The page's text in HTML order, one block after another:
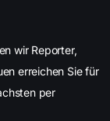
wir Reporter,
erreichen Sie für
per